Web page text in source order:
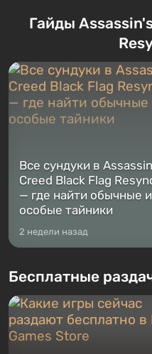
сразу трех персонажей:
Тревора и Франклина, между
Жанр и...
Гайды
Все сундуки в
Creed Black Flag
— где найти обычные и
особые тайники
2 недели назад
Бесплатные